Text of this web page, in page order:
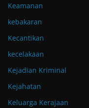
Keamanan
kebakaran
Kecantikan
kecelakaan
Kejadian Kriminal
Kejahatan
Keluarga Kerajaan